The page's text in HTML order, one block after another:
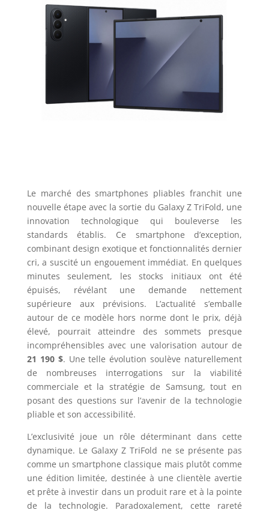
Le marché des smartphones pliables franchit une
nouvelle étape avec la sortie du Galaxy Z TriFold, une
innovation technologique qui bouleverse les
standards établis. Ce smartphone d’exception,
combinant design exotique et fonctionnalités dernier
cri, a suscité un engouement immédiat. En quelques
minutes seulement, les stocks initiaux ont été
épuisés, révélant une demande nettement
supérieure aux prévisions. L’actualité s’emballe
autour de ce modèle hors norme dont le prix, déjà
élevé, pourrait atteindre des sommets presque
incompréhensibles avec une valorisation autour de
21 190 $. Une telle évolution soulève naturellement
de nombreuses interrogations sur la viabilité
commerciale et la stratégie de Samsung, tout en
posant des questions sur l’avenir de la technologie
pliable et son accessibilité.
L’exclusivité joue un rôle déterminant dans cette
dynamique. Le Galaxy Z TriFold ne se présente pas
comme un smartphone classique mais plutôt comme
une édition limitée, destinée à une clientèle avertie
et prête à investir dans un produit rare et à la pointe
de la technologie. Paradoxalement, cette rareté